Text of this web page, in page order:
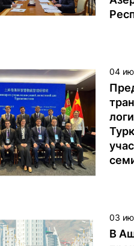
в
04
03
В